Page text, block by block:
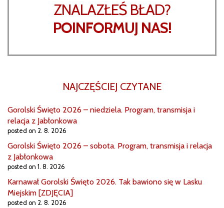
ZNALAZŁEŚ BŁAD?
POINFORMUJ NAS!
NAJCZĘŚCIEJ CZYTANE
Gorolski Święto 2026 – niedziela. Program, transmisja i
relacja z Jabłonkowa
posted on 2. 8. 2026
Gorolski Święto 2026 – sobota. Program, transmisja i relacja
z Jabłonkowa
posted on 1. 8. 2026
Karnawał Gorolski Święto 2026. Tak bawiono się w Lasku
Miejskim [ZDJĘCIA]
posted on 2. 8. 2026